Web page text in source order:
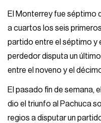
El Monterrey fue séptimo
a cuartos los seis
partido entre el séptimo y
perdedor disputa un
entre el noveno y el
El pasado fin de semana,
dio el triunfo al Pachuca
regios a disputar un